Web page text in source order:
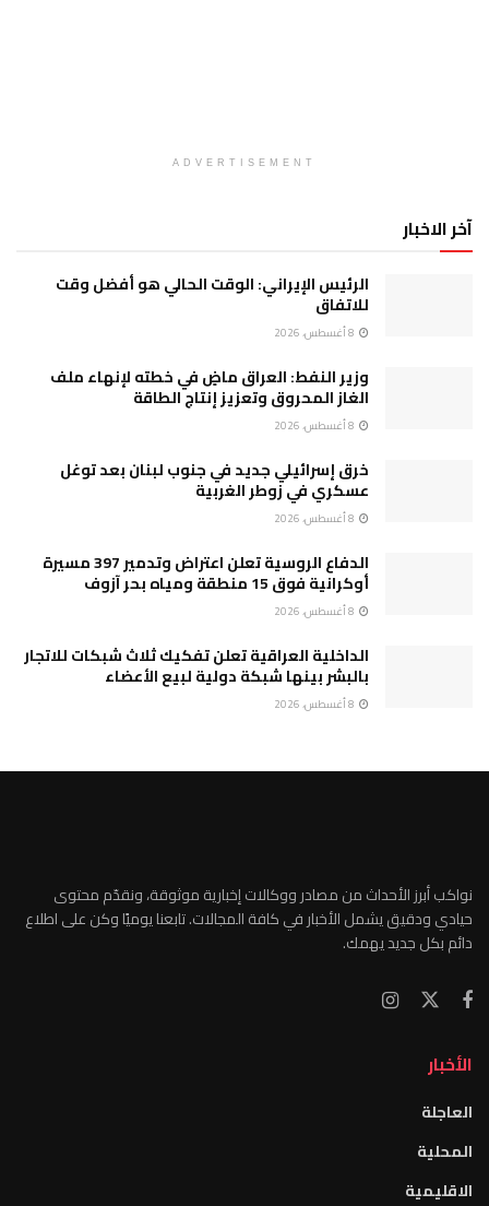
ADVERTISEMENT
آخر الاخبار
الرئيس الإيراني: الوقت الحالي هو أفضل وقت
للاتفاق
وزير النفط: العراق ماضٍ في خطته لإنهاء ملف
الغاز المحروق وتعزيز إنتاج الطاقة
خرق إسرائيلي جديد في جنوب لبنان بعد توغل
عسكري في زوطر الغربية
الدفاع الروسية تعلن اعتراض وتدمير 397 مسيرة
أوكرانية فوق 15 منطقة ومياه بحر آزوف
الداخلية العراقية تعلن تفكيك ثلاث شبكات للاتجار
بالبشر بينها شبكة دولية لبيع الأعضاء
نواكب أبرز الأحداث من مصادر ووكالات إخبارية موثوقة، ونقدّم محتوى
حيادي ودقيق يشمل الأخبار في كافة المجالات. تابعنا يوميًا وكن على اطلاع
دائم بكل جديد يهمك.
الأخبار
العاجلة
المحلية
الاقليمية